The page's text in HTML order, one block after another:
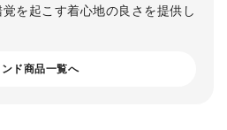
を起こす着心地の良さを提供し
ンド商品一覧へ